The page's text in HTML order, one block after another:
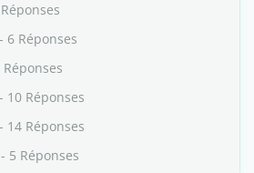
- 6 Réponses
Réponses
- 10 Réponses
- 14 Réponses
- 5 Réponses